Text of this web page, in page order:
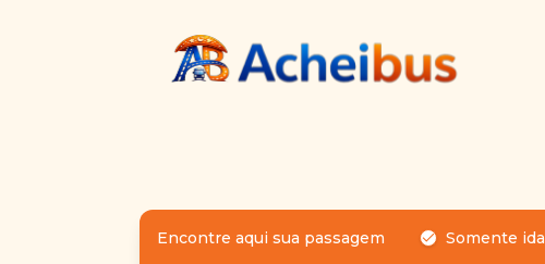
Encontre aqui sua passagem Somente ida